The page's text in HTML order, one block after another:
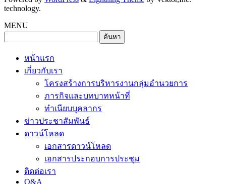
technology.
MENU
หน้าแรก
เกี่ยวกับเรา
โครงสร้างการบริหารงานกลุ่มอำนวยการ
ภารกิจและบทบาทหน้าที่
ทำเนียบบุคลากร
ข่าวประชาสัมพันธ์
ดาวน์โหลด
เอกสารดาวน์โหลด
เอกสารประกอบการประชุม
ติดต่อเรา
Q&A